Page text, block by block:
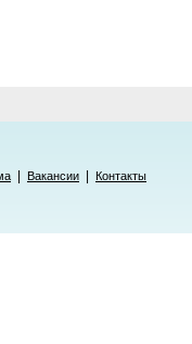
Вакансии Контакты